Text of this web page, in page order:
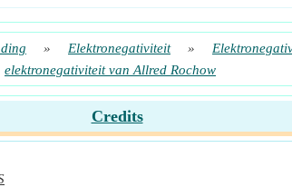
» Elektronegativiteit »
elektronegativiteit van Allred Rochow
Credits